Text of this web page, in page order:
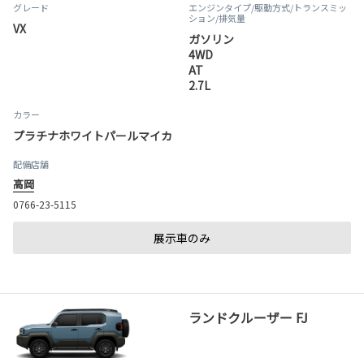
グレード
VX
エンジンタイプ/駆動方式/トランスミッ
ション/排気量
ガソリン
4WD
AT
2.7L
カラー
プラチナホワイトパールマイカ
配備店舗
高岡
0766-23-5115
展示車のみ
ランドクルーザー FJ